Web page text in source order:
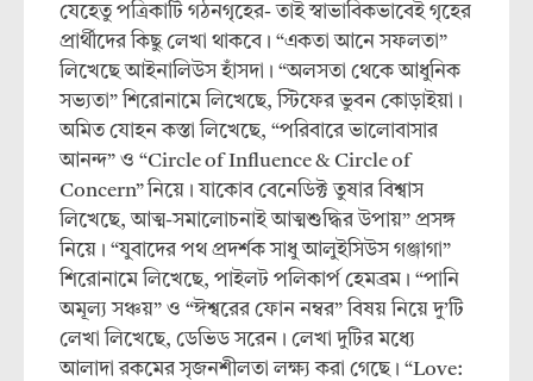
যেহেতু পত্রিকাটি গঠনগৃহের- তাই স্বাভাবিকভাবেই গৃহের
প্রার্থীদের কিছু লেখা থাকবে। “একতা আনে সফলতা”
লিখেছে আইনালিউস হাঁসদা। “অলসতা থেকে আধুনিক
সভ্যতা” শিরোনামে লিখেছে, স্টিফের ভুবন কোড়াইয়া।
অমিত যোহন কস্তা লিখেছে, “পরিবারে ভালোবাসার
আনন্দ” ও “Circle of Influence & Circle of
Concern” নিয়ে। যাকোব বেনেডিক্ট তুষার বিশ্বাস
লিখেছে, আত্ম-সমালোচনাই আত্মশুদ্ধির উপায়” প্রসঙ্গ
নিয়ে। “যুবাদের পথ প্রদর্শক সাধু আলুইসিউস গঞ্জাগা”
শিরোনামে লিখেছে, পাইলট পলিকার্প হেমব্রম। “পানি
অমূল্য সঞ্চয়” ও “ঈশ্বরের ফোন নম্বর” বিষয় নিয়ে দু’টি
লেখা লিখেছে, ডেভিড সরেন। লেখা দুটির মধ্যে
আলাদা রকমের সৃজনশীলতা লক্ষ্য করা গেছে। “Love: